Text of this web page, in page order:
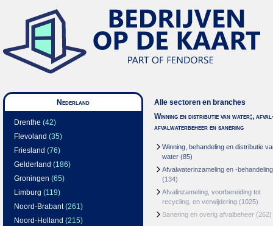
Nederland
Drenthe (42)
Flevoland (35)
Friesland (76)
Gelderland (186)
Groningen (65)
Limburg (119)
Noord-Brabant(261)
Noord-Holland (215)
Alle sectoren en branches
Winning en distributie van water;,
afvalwaterbeheer en sanering
Winning, behandeling en distributie
water (85)
Afvalwaterinzameling en -behandeling
(134)
Afvalinzameling, voorbereiding tot
recycling, en verwijdering (1025)
Sanering en overig afvalbeheer (262)